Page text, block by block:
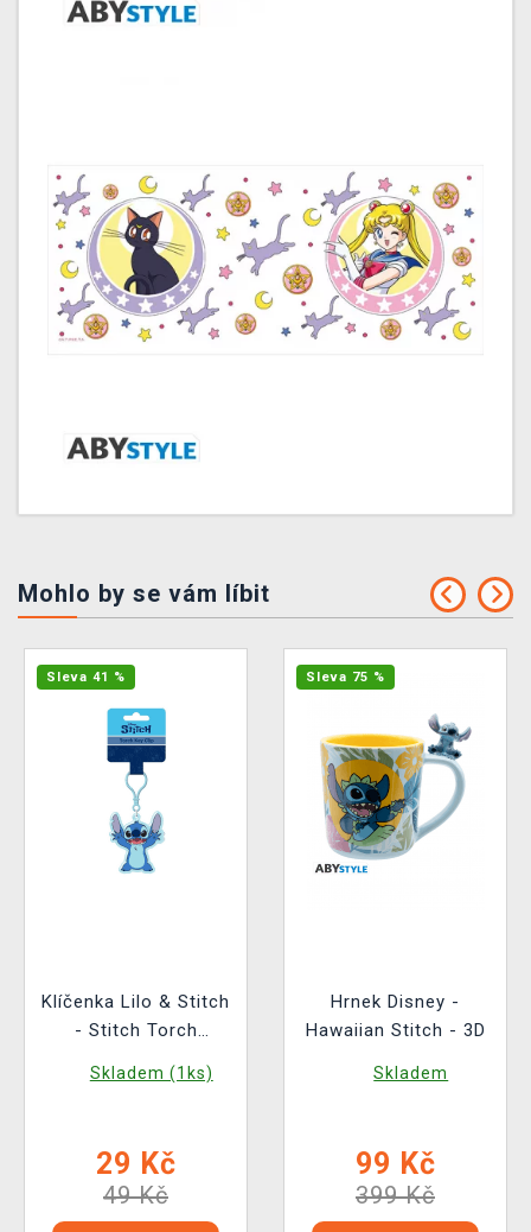
Mohlo by se vám líbit
Sleva 41 %
Klíčenka Lilo & Stitch
- Stitch Torch
Skladem (1ks)
29 Kč
49 Kč
Sleva 75 %
Hrnek Disney -
Hawaiian Stitch - 3D
Skladem
99 Kč
399 Kč